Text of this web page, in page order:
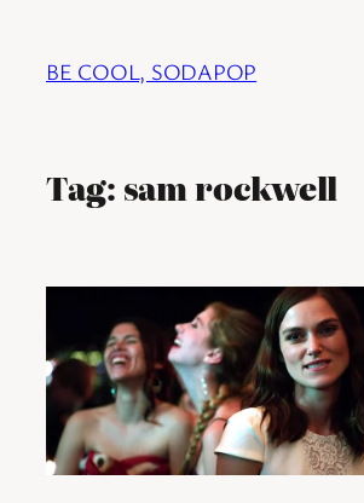
BE COOL, SODAPOP
Tag: sam rockwell